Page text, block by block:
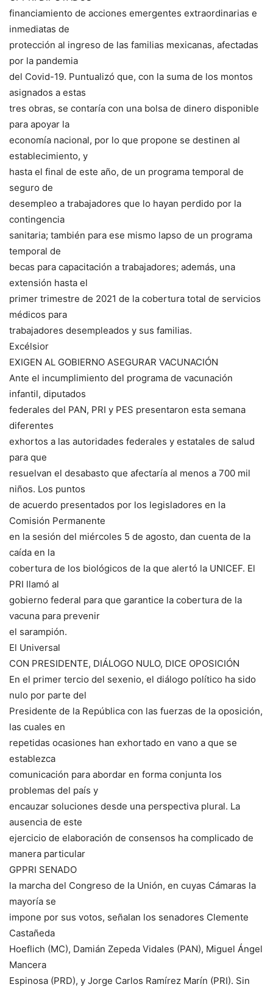
financiamiento de acciones emergentes extraordinarias e
inmediatas de
protección al ingreso de las familias mexicanas, afectadas
por la pandemia
del Covid-19. Puntualizó que, con la suma de los montos
asignados a estas
tres obras, se contaría con una bolsa de dinero disponible
para apoyar la
economía nacional, por lo que propone se destinen al
establecimiento, y
hasta el final de este año, de un programa temporal de
seguro de
desempleo a trabajadores que lo hayan perdido por la
contingencia
sanitaria; también para ese mismo lapso de un programa
temporal de
becas para capacitación a trabajadores; además, una
extensión hasta el
primer trimestre de 2021 de la cobertura total de servicios
médicos para
trabajadores desempleados y sus familias.
Excélsior
EXIGEN AL GOBIERNO ASEGURAR VACUNACIÓN
Ante el incumplimiento del programa de vacunación
infantil, diputados
federales del PAN, PRI y PES presentaron esta semana
diferentes
exhortos a las autoridades federales y estatales de salud
para que
resuelvan el desabasto que afectaría al menos a 700 mil
niños. Los puntos
de acuerdo presentados por los legisladores en la
Comisión Permanente
en la sesión del miércoles 5 de agosto, dan cuenta de la
caída en la
cobertura de los biológicos de la que alertó la UNICEF. El
PRI llamó al
gobierno federal para que garantice la cobertura de la
vacuna para prevenir
el sarampión.
El Universal
CON PRESIDENTE, DIÁLOGO NULO, DICE OPOSICIÓN
En el primer tercio del sexenio, el diálogo político ha sido
nulo por parte del
Presidente de la República con las fuerzas de la oposición,
las cuales en
repetidas ocasiones han exhortado en vano a que se
establezca
comunicación para abordar en forma conjunta los
problemas del país y
encauzar soluciones desde una perspectiva plural. La
ausencia de este
ejercicio de elaboración de consensos ha complicado de
manera particular
GPPRI SENADO
la marcha del Congreso de la Unión, en cuyas Cámaras la
mayoría se
impone por sus votos, señalan los senadores Clemente
Castañeda
Hoeflich (MC), Damián Zepeda Vidales (PAN), Miguel Ángel
Mancera
Espinosa (PRD), y Jorge Carlos Ramírez Marín (PRI). Sin